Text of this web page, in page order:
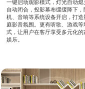
一键启动观影模式，灯光自动熄
自动闭合，投影幕布缓缓降下，
机、音响等系统设备开启，打造
庭影音氛围。更有听歌、游戏等
式，让用户在客厅享受多元化的
娱乐。